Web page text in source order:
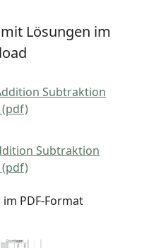
Lösungen im
Subtraktion
Subtraktion
PDF-Format